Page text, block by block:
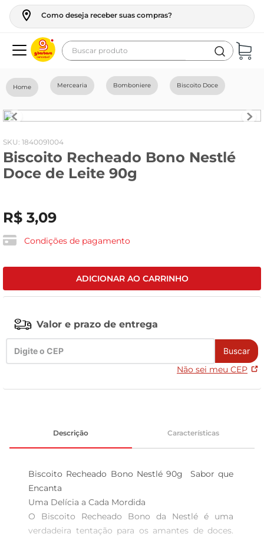
Como deseja receber suas compras?
Buscar produto
Mercearia Bomboniere Biscoito Doce
: 1840091004
Biscoito Recheado Bono Nestlé
Doce de Leite 90g
R$ 3,09
Condições de pagamento
ADICIONAR AO CARRINHO
Valor e prazo de entrega
Buscar
Não sei meu CEP
Descrição Características
Biscoito Recheado Bono Nestlé 90g  Sabor que
Encanta
Uma Delícia a Cada Mordida
O Biscoito Recheado Bono da Nestlé é uma
verdadeira tentação para os amantes de doces.
geladeira
fogao
café
cerveja
leite
vinho